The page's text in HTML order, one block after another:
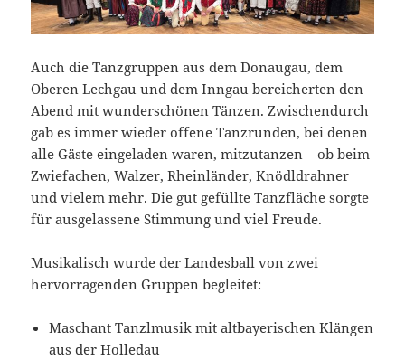
Auch die Tanzgruppen aus dem Donaugau, dem
Oberen Lechgau und dem Inngau bereicherten den
Abend mit wunderschönen Tänzen. Zwischendurch
gab es immer wieder offene Tanzrunden, bei denen
alle Gäste eingeladen waren, mitzutanzen – ob beim
Zwiefachen, Walzer, Rheinländer, Knödldrahner
und vielem mehr. Die gut gefüllte Tanzfläche sorgte
für ausgelassene Stimmung und viel Freude.
Musikalisch wurde der Landesball von zwei
hervorragenden Gruppen begleitet:
Maschant Tanzlmusik mit altbayerischen Klängen
aus der Holledau